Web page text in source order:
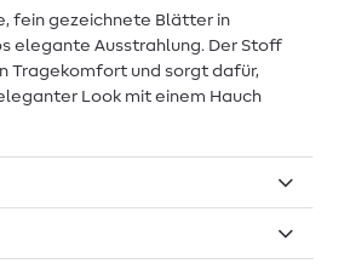
fein gezeichnete Blätter in
elegante Ausstrahlung. Der Stoff
Tragekomfort und sorgt dafür,
Look mit einem Hauch